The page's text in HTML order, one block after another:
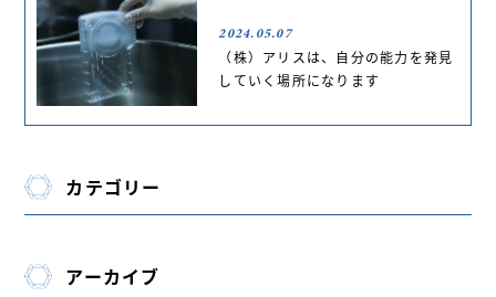
2024.05.07
（株）アリスは、自分の能力を発見
していく場所になります
カテゴリー
アーカイブ